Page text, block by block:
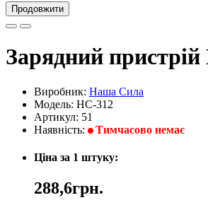
Продовжити
Зарядний
Виробник: Наша Сила
Модель: НC-312
Артикул: 51
Наявність:
Тимчасово немає
Ціна за 1 штуку:
288,6грн.